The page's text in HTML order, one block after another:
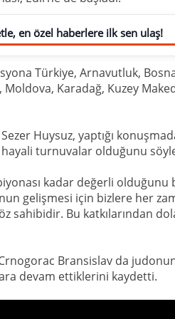
en özel haberlere ilk sen ulaş!
Türkiye, Arnavutluk,
Karadağ, Kuzey
Huysuz, yaptığı
turnuvalar olduğunu
kadar değerli olduğunu
gelişmesi için bizlere her
sahibidir. Bu katkılarından
Bransislav da
devam ettiklerini kaydetti.